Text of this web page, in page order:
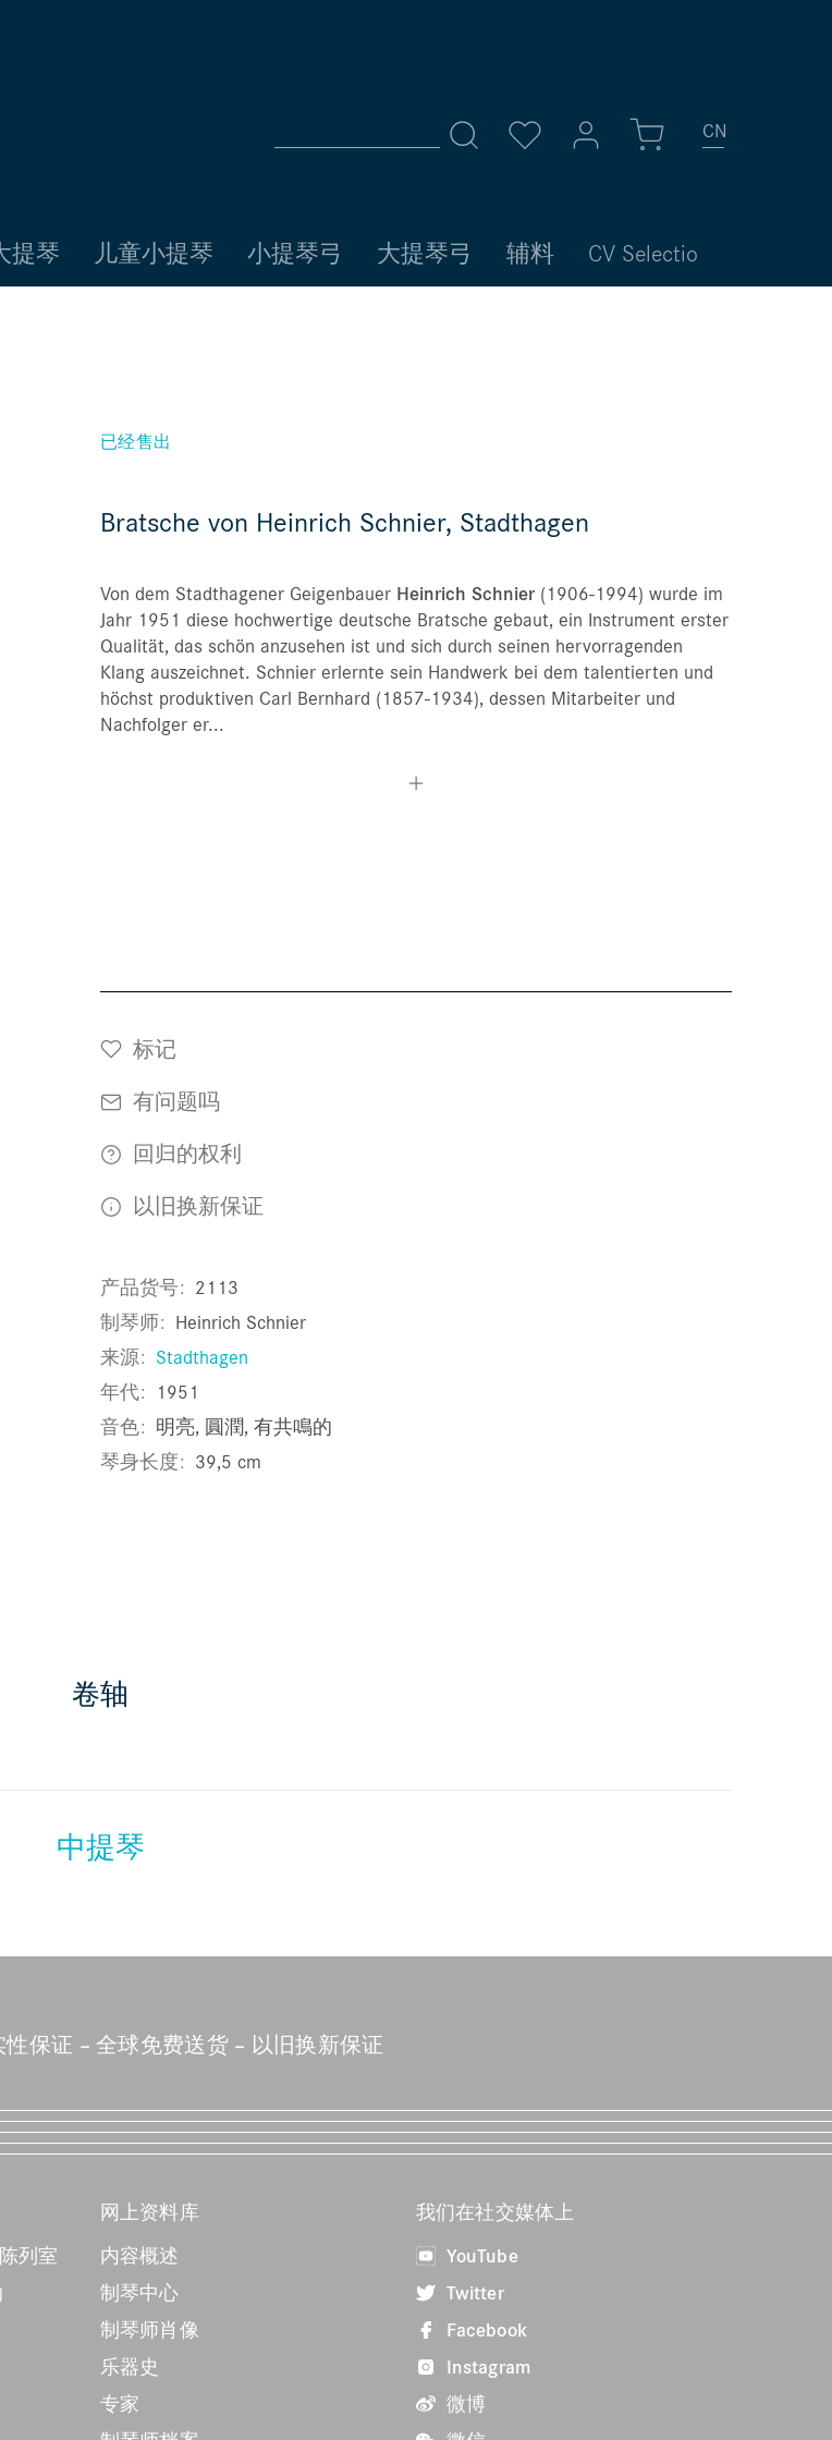
CN
登录
您的订购
提琴 儿童小提琴 小提琴弓 大提琴弓 辅料 CV Selectio
已经售出
Bratsche von Heinrich Schnier, Stadthagen
Von dem Stadthagener Geigenbauer Heinrich Schnier(1906-1994) wurde im
Jahr 1951 diese hochwertige deutsche Bratsche gebaut, ein Instrument erster
Qualität, das schön anzusehen ist und sich durch seinen hervorragenden
Klang auszeichnet. Schnier erlernte sein Handwerk bei dem talentierten und
höchst produktiven Carl Bernhard (1857-1934), dessen Mitarbeiter und
Nachfolger er...
标记
有问题吗
回归的权利
以旧换新保证
产品货号 2113
制琴师 Heinrich Schnier
来源 Stadthagen
年代
1951
音色 明亮, 圓潤, 有共鳴的
琴身长度 39,5 cm
卷轴
中提琴
性保证 全球免费送货 以旧换新保证
列室
网上资料库
内容概述
制琴中心
制琴师肖像
乐器史
专家
我们在社交媒体上
YouTube
Twitter
Facebook
Instagram
微博